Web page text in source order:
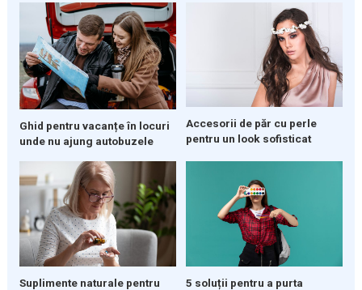
Ghid pentru vacanțe în locuri
unde nu ajung autobuzele
Accesorii de păr cu perle
pentru un look sofisticat
Suplimente naturale pentru
5 soluții pentru a purta